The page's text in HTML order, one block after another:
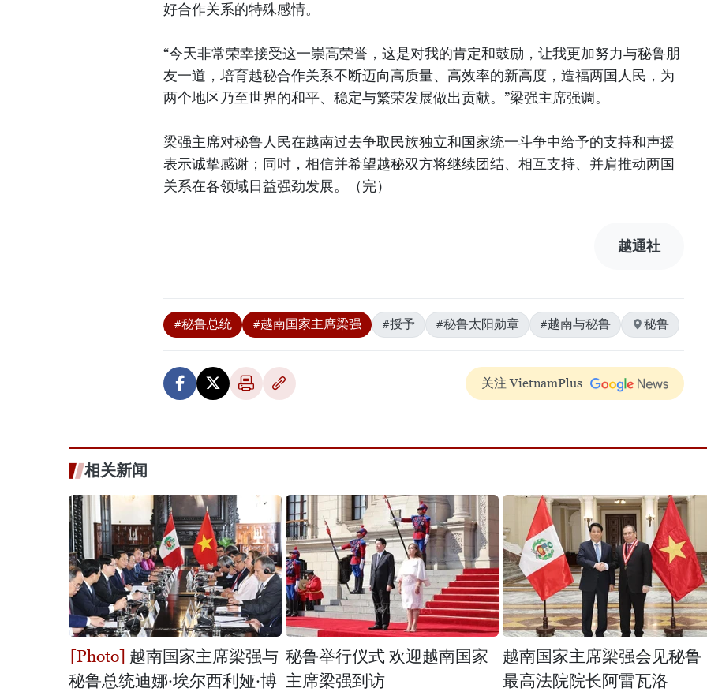
好合作关系的特殊感情。
“今天非常荣幸接受这一崇高荣誉，这是对我的肯定和鼓励，让我更加努力与秘鲁朋
友一道，培育越秘合作关系不断迈向高质量、高效率的新高度，造福两国人民，为
两个地区乃至世界的和平、稳定与繁荣发展做出贡献。”梁强主席强调。
梁强主席对秘鲁人民在越南过去争取民族独立和国家统一斗争中给予的支持和声援
表示诚挚感谢；同时，相信并希望越秘双方将继续团结、相互支持、并肩推动两国
关系在各领域日益强劲发展。（完）
越通社
#秘鲁总统 #越南国家主席梁强 #授予 #秘鲁太阳勋章 #越南与秘鲁 秘鲁
关注 VietnamPlus
相关新闻
越南国家主席梁强与
秘鲁总统迪娜·埃尔西利娅·博
秘鲁举行仪式 欢迎越南国家
主席梁强到访
越南国家主席梁强会见秘鲁
最高法院院长阿雷瓦洛